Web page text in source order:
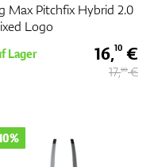
Max Pitchfix Hybrid 2.0
Logo
Lager 16,10 €
17,90€